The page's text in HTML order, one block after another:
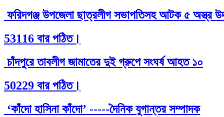
ফরিদগঞ্জ উপজেলা ছাত্রলীগ সভাপতিসহ আটক ৫ অস্ত্র
53116 বার পঠিত।
চাঁদপুরে তাবলীগ জামাতের দুই গ্রুপে সংঘর্ষ আহত ১০
50229 বার পঠিত।
‘কাঁদো হাসিনা কাঁদো’ -----দৈনিক যুগান্তর সম্পাদক